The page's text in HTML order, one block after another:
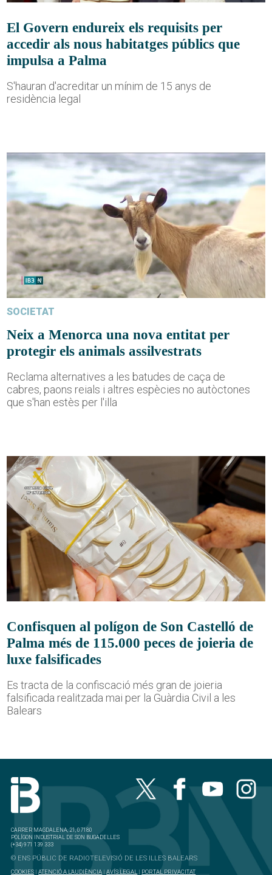
El Govern endureix els requisits per
accedir als nous habitatges públics que
impulsa a Palma
S'hauran d'acreditar un mínim de 15 anys de
residència legal
SOCIETAT
Neix a Menorca una nova entitat per
protegir els animals assilvestrats
Reclama alternatives a les batudes de caça de
cabres, paons reials i altres espècies no autòctones
que s'han estès per l'illa
Confisquen al polígon de Son Castelló de
Palma més de 115.000 peces de joieria de
luxe falsificades
Es tracta de la confiscació més gran de joieria
falsificada realitzada mai per la Guàrdia Civil a les
Balears
CARRER MAGDALENA, 21, 07180
POLÍGON INDUSTRIAL DE SON BUGADELLES
(+34) 971 139 333
© ENS PÚBLIC DE RADIOTELEVISIÓ DE LES ILLES BALEARS
COOKIES |ATENCIÓ A L'AUDIÈNCIA |AVÍS LEGAL | PORTAL PRIVACITAT